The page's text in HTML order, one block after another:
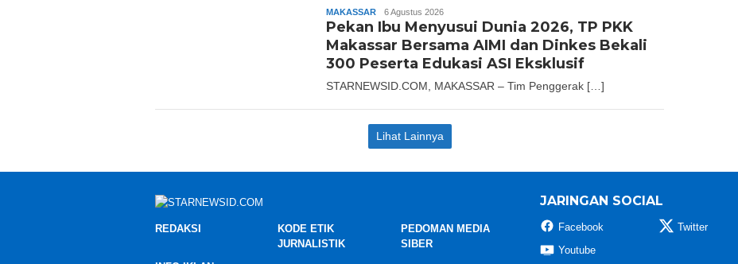
MAKASSAR Andika
6 Agustus 2026
Pekan Ibu Menyusui Dunia 2026, TP PKK
Makassar Bersama AIMI dan Dinkes Bekali
300 Peserta Edukasi ASI Eksklusif
STARNEWSID.COM, MAKASSAR – Tim Penggerak […]
Lihat Lainnya
REDAKSI
KODE ETIK
JURNALISTIK
PEDOMAN MEDIA
SIBER
JARINGAN SOCIAL
Facebook Twitter
Youtube